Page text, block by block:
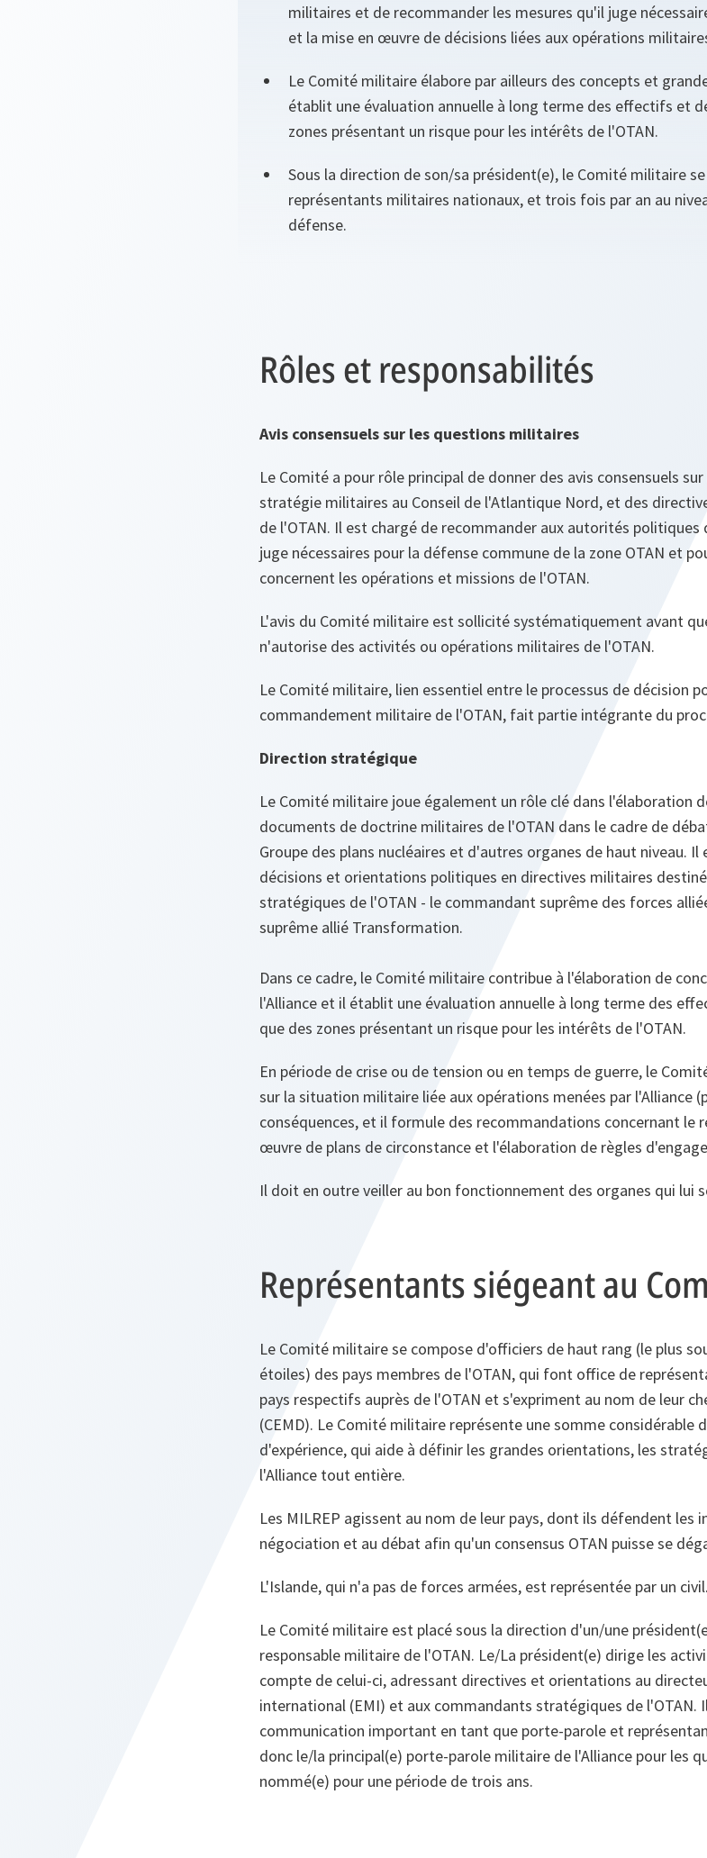
militaires et de recommander les mesures qu'il juge
et la mise en œuvre de décisions liées aux opérations
Le Comité militaire élabore par ailleurs des concepts et
établit une évaluation annuelle à long terme des effectifs et
zones présentant un risque pour les intérêts de l'OTAN.
Sous la direction de son/sa président(e), le Comité militaire
représentants militaires nationaux, et trois fois par an au
défense.
Rôles et responsabilités
Avis consensuels sur les questions militaires
Le Comité a pour rôle principal de donner des avis consensuels
stratégie militaires au Conseil de l'Atlantique Nord, et des
de l'OTAN. Il est chargé de recommander aux autorités
juge nécessaires pour la défense commune de la zone OTAN et
concernent les opérations et missions de l'OTAN.
L'avis du Comité militaire est sollicité systématiquement avant
n'autorise des activités ou opérations militaires de l'OTAN.
Le Comité militaire, lien essentiel entre le processus de décision
commandement militaire de l'OTAN, fait partie intégrante du
Direction stratégique
Le Comité militaire joue également un rôle clé dans l'élaboration
documents de doctrine militaires de l'OTAN dans le cadre de
Groupe des plans nucléaires et d'autres organes de haut niveau.
décisions et orientations politiques en directives militaires
stratégiques de l'OTAN ‑ le commandant suprême des forces
suprême allié Transformation.
Dans ce cadre, le Comité militaire contribue à l'élaboration de
l'Alliance et il établit une évaluation annuelle à long terme des
que des zones présentant un risque pour les intérêts de l'OTAN.
En période de crise ou de tension ou en temps de guerre, le
sur la situation militaire liée aux opérations menées par l'Alliance
conséquences, et il formule des recommandations concernant le
œuvre de plans de circonstance et l'élaboration de règles
Il doit en outre veiller au bon fonctionnement des organes qui lui
Représentants siégeant au
Le Comité militaire se compose d'officiers de haut rang (le plus
étoiles) des pays membres de l'OTAN, qui font office de
pays respectifs auprès de l'OTAN et s'expriment au nom de leur
(CEMD). Le Comité militaire représente une somme considérable
d'expérience, qui aide à définir les grandes orientations, les
l'Alliance tout entière.
Les MILREP agissent au nom de leur pays, dont ils défendent
négociation et au débat afin qu'un consensus OTAN puisse se
L'Islande, qui n'a pas de forces armées, est représentée par un civil.
Le Comité militaire est placé sous la direction d'un/une
responsable militaire de l'OTAN. Le/La président(e) dirige les
compte de celui‑ci, adressant directives et orientations au
international (EMI) et aux commandants stratégiques de l'OTAN.
communication important en tant que porte‑parole et
donc le/la principal(e) porte‑parole militaire de l'Alliance pour les
nommé(e) pour une période de trois ans.